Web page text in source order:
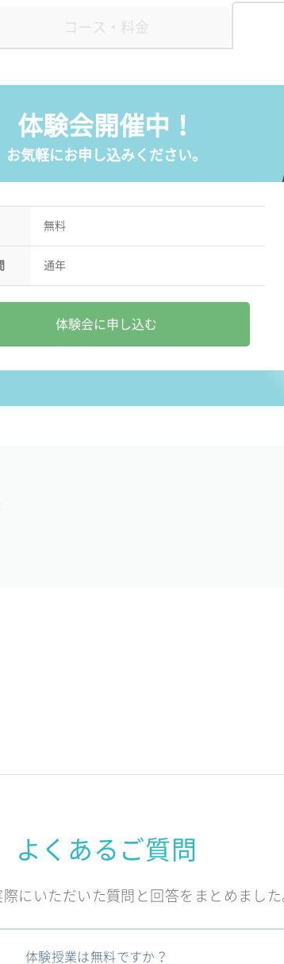
コース・料金
体験会開催中！
お気軽にお申し込みください。
無料
通年
体験会に申し込む
よくあるご質問
際にいただいた質問と回答をまとめまし
体験授業は無料ですか？